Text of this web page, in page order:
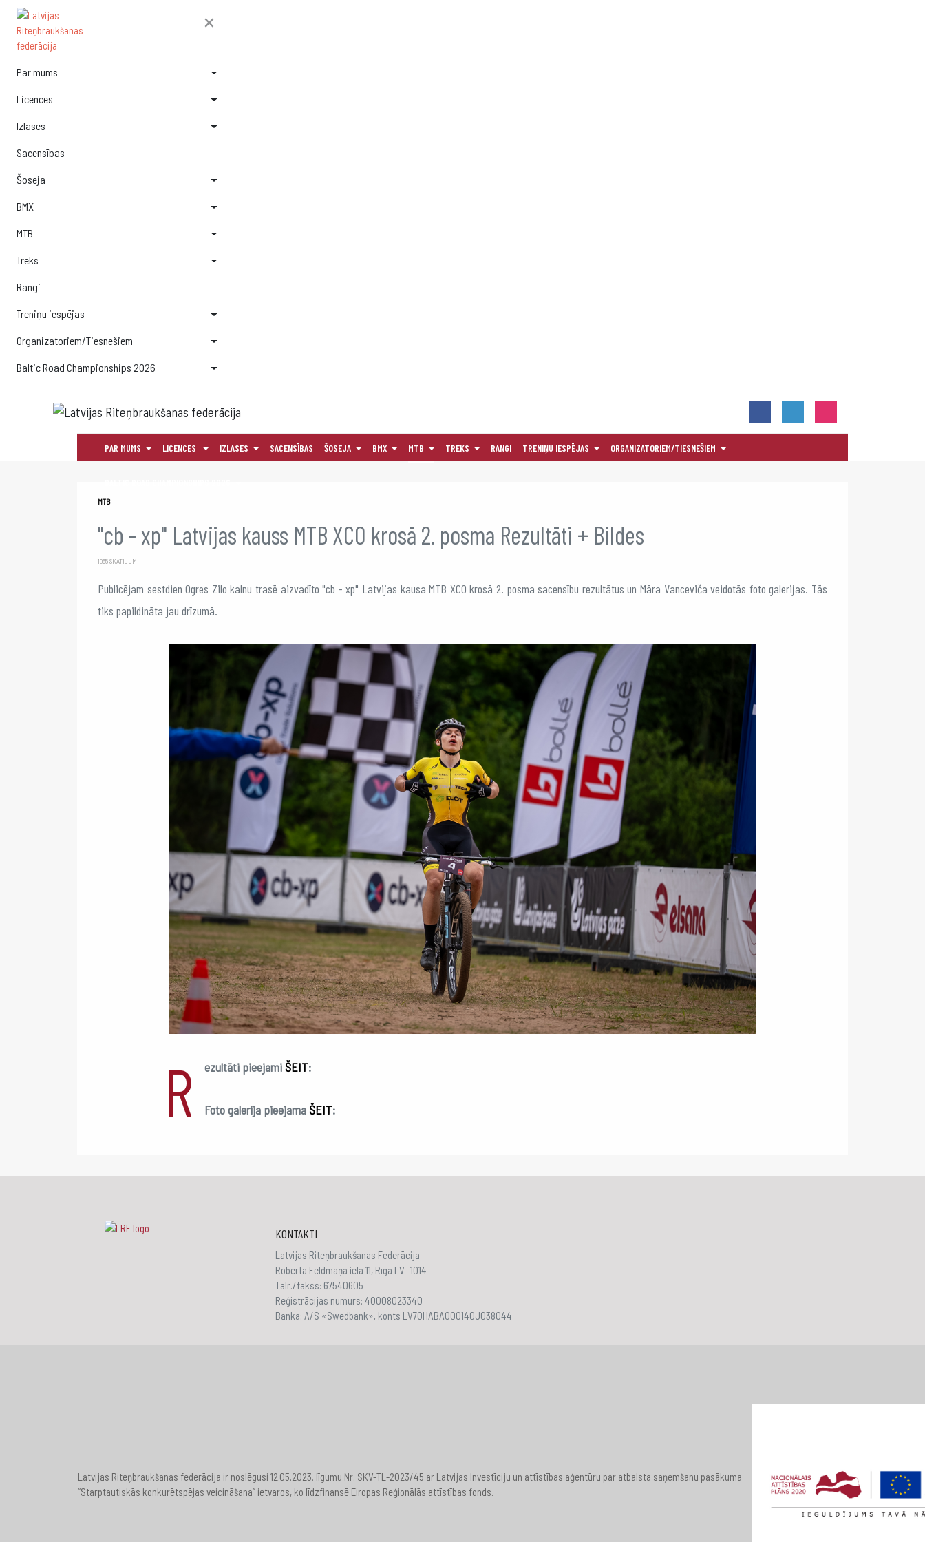
×
Par mums
Licences
Izlases
Sacensības
Šoseja
BMX
MTB
Treks
Rangi
Treniņu iespējas
Organizatoriem/Tiesnešiem
Baltic Road Championships 2026
PAR MUMS LICENCES IZLASES SACENSĪBAS ŠOSEJA BMX MTB TREKS RANGI TRENIŅU IESPĒJAS ORGANIZATORIEM/TIESNEŠIEM
MTB
"cb - xp" Latvijas kauss MTB XCO krosā 2. posma Rezultāti + Bildes
1065 SKATĪJUMI
Publicējam sestdien Ogres Zilo kalnu trasē aizvadīto "cb - xp" Latvijas kausa MTB XCO krosā 2. posma sacensību rezultātus un Māra Vanceviča veidotās foto galerijas. Tās
tiks papildināta jau drīzumā.
R ezultāti pieejamiŠEIT:
Foto galerija pieejamaŠEIT:
KONTAKTI
Latvijas Riteņbraukšanas Federācija
Roberta Feldmaņa iela 11, Rīga LV -1014
Tālr./fakss: 67540605
Reģistrācijas numurs: 40008023340
Banka: A/S «Swedbank», konts LV70HABA000140J038044
Latvijas Riteņbraukšanas federācija ir noslēgusi 12.05.2023. līgumu Nr. SKV-TL-2023/45 ar Latvijas Investīciju un attīstības aģentūru par atbalsta saņemšanu pasākuma
“Starptautiskās konkurētspējas veicināšana” ietvaros, ko līdzfinansē Eiropas Reģionālās attīstības fonds.